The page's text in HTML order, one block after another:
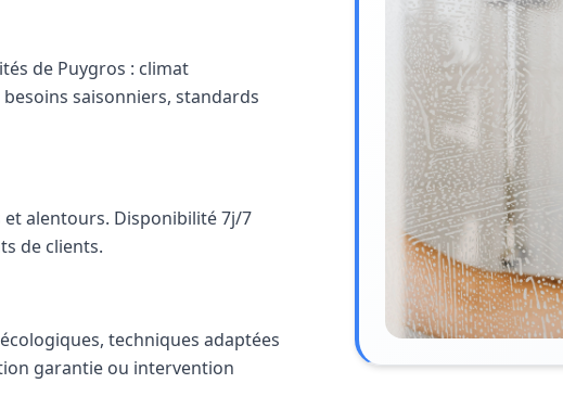
de Puygros : climat
saisonniers, standards
alentours. Disponibilité 7j/7
de clients.
techniques adaptées
garantie ou intervention